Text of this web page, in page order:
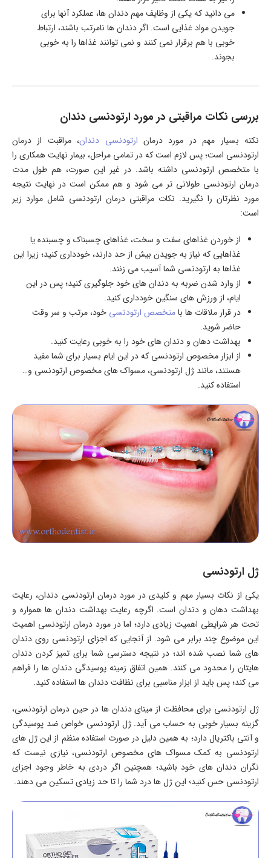
می دانید که یکی از وظایف مهم دندان ها، عملکرد آنها برای
جویدن مواد غذایی است. اگر دندان ها نامرتب باشند، ارتباط
خوبی با هم برقرار نمی کنند و نمی توانند غذاها را به خوبی
بجوند.
بررسی نکات مراقبتی در مورد ارتودنسی دندان
نکته بسیار مهم در مورد درمان ارتودنسی دندان، مراقبت از درمان
ارتودنسی است؛ پس لازم است که در تمامی مراحل، بیمار نهایت همکاری را
با متخصص ارتودنسی داشته باشد. در غیر این صورت، هم طول مدت
درمان ارتودنسی طولانی تر می شود و هم ممکن است در نهایت نتیجه
مورد نظرتان را نگیرید. نکات مراقبتی درمان ارتودنسی شامل موارد زیر
است:
از خوردن غذاهای سفت و سخت، غذاهای چسبناک و چسبنده یا
غذاهایی که نیاز به جویدن بیش از حد دارند، خودداری کنید؛ زیرا این
غذاها به ارتودنسی شما آسیب می زنند.
از وارد شدن ضربه به دندان های خود جلوگیری کنید؛ پس در این
ایام، از ورزش های سنگین خودداری کنید.
در قرار ملاقات ها بامتخصص ارتودنسی خود، مرتب و سر وقت
حاضر شوید.
بهداشت دهان و دندان های خود را به خوبی رعایت کنید.
از ابزار مخصوص ارتودنسی که در این ایام بسیار برای شما مفید
هستند، مانند ژل ارتودنسی، مسواک های مخصوص ارتودنسی و…
استفاده کنید.
ژل ارتودنسی
یکی از نکات بسیار مهم و کلیدی در مورد درمان ارتودنسی دندان، رعایت
بهداشت دهان و دندان است. اگرچه رعایت بهداشت دندان ها همواره و
تحت هر شرایطی اهمیت زیادی دارد؛ اما در مورد درمان ارتودنسی اهمیت
این موضوع چند برابر می شود. از آنجایی که اجزای ارتودنسی روی دندان
های شما نصب شده اند؛ در نتیجه دسترسی شما برای تمیز کردن دندان
هایتان را محدود می کنند. همین اتفاق زمینه پوسیدگی دندان ها را فراهم
می کند؛ پس باید از ابزار مناسبی برای نظافت دندان ها استفاده کنید.
ژل ارتودنسی برای محافظت از مینای دندان ها در حین درمان ارتودنسی،
گزینه بسیار خوبی به حساب می آید. ژل ارتودنسی خواص ضد پوسیدگی
و آنتی باکتریال دارد؛ به همین دلیل در صورت استفاده منظم از این ژل های
ارتودنسی به کمک مسواک های مخصوص ارتودنسی، نیازی نیست که
نگران دندان های خود باشید؛ همچنین اگر دردی به خاطر وجود اجزای
ارتودنسی حس کنید؛ این ژل ها درد شما را تا حد زیادی تسکین می دهند.